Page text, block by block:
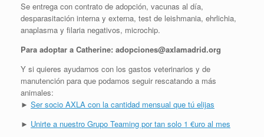
Se entrega con contrato de adopción, vacunas al día,
desparasitación interna y externa, test de leishmania, ehrlichia,
anaplasma y filaria negativos, microchip.
Para adoptar a Catherine: adopciones@axlamadrid.org
Y si quieres ayudarnos con los gastos veterinarios y de
manutención para que podamos seguir rescatando a más
animales:
► Ser socio AXLA con la cantidad mensual que tú elijas
► Unirte a nuestro Grupo Teaming por tan solo 1 €uro al mes